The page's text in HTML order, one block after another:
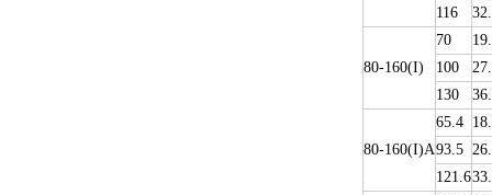
116
80-160(I)
70
100
130
80-160(I)A
65.4
93.5
121.6